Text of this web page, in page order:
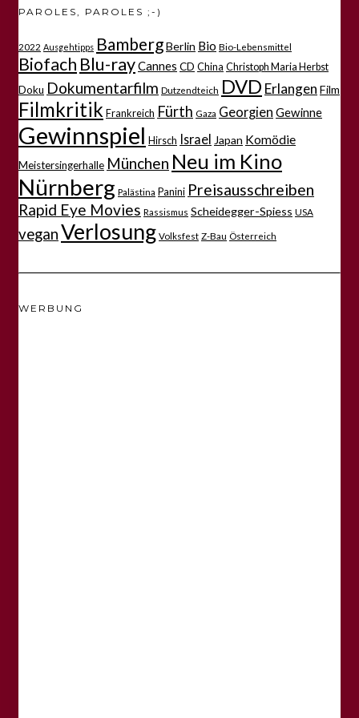
PAROLES, PAROLES ;-)
2022 Ausgehtipps BambergBerlin Bio Bio-Lebensmittel
Biofach Blu-rayCannes CD China Christoph Maria Herbst
Doku Dokumentarfilm Dutzendteich DVD Erlangen Film
Filmkritik Frankreich Fürth Gaza Georgien Gewinne
Gewinnspiel Hirsch Israel Japan Komödie
Meistersingerhalle München Neu im Kino
Nürnberg Palästina Panini Preisausschreiben
Rapid Eye Movies Rassismus Scheidegger-Spiess USA
veganVerlosung Volksfest Z-Bau Österreich
WERBUNG